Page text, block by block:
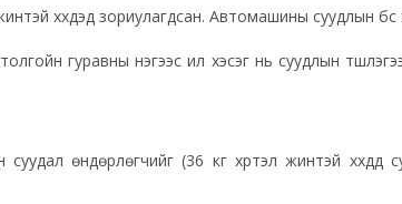
хүүхдэд зориулагдсан. Автомашины суудлын
гуравны нэгээс илүү хэсэг нь суудлын
суудал өндөрлөгчийг (36 кг хүртэл жинтэй